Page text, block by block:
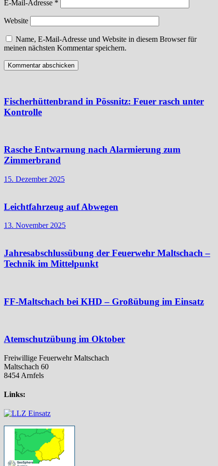
E-Mail-Adresse *
Website
Name, E-Mail-Adresse und Website in diesem Browser für
meinen nächsten Kommentar speichern.
Fischerhüttenbrand in Pössnitz: Feuer rasch unter
Kontrolle
Rasche Entwarnung nach Alarmierung zum
Zimmerbrand
15. Dezember 2025
Leichtfahrzeug auf Abwegen
13. November 2025
Jahresabschlussübung der Feuerwehr Maltschach –
Technik im Mittelpunkt
FF-Maltschach bei KHD – Großübung im Einsatz
Atemschutzübung im Oktober
Freiwillige Feuerwehr Maltschach
Maltschach 60
8454 Arnfels
Links: